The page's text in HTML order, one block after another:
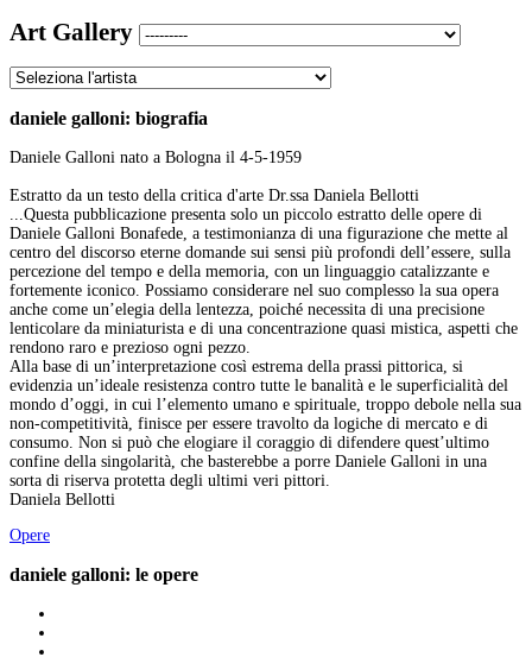
Art Gallery
daniele galloni: biografia
Daniele Galloni nato a Bologna il 4-5-1959
Estratto da un testo della critica d'arte Dr.ssa Daniela Bellotti
...Questa pubblicazione presenta solo un piccolo estratto delle opere di
Daniele Galloni Bonafede, a testimonianza di una figurazione che mette al
centro del discorso eterne domande sui sensi più profondi dell’essere, sulla
percezione del tempo e della memoria, con un linguaggio catalizzante e
fortemente iconico. Possiamo considerare nel suo complesso la sua opera
anche come un’elegia della lentezza, poiché necessita di una precisione
lenticolare da miniaturista e di una concentrazione quasi mistica, aspetti che
rendono raro e prezioso ogni pezzo.
Alla base di un’interpretazione così estrema della prassi pittorica, si
evidenzia un’ideale resistenza contro tutte le banalità e le superficialità del
mondo d’oggi, in cui l’elemento umano e spirituale, troppo debole nella sua
non-competitività, finisce per essere travolto da logiche di mercato e di
consumo. Non si può che elogiare il coraggio di difendere quest’ultimo
confine della singolarità, che basterebbe a porre Daniele Galloni in una
sorta di riserva protetta degli ultimi veri pittori.
Daniela Bellotti
Opere
daniele galloni: le opere